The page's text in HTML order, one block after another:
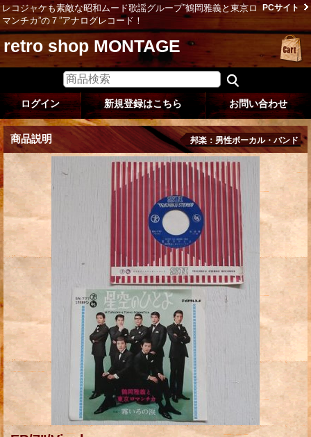
レコジャケも素敵な昭和ムード歌謡グループ”鶴岡雅義と東京ロ
マンチカ”の７”アナログレコード！
PCサイト
retro shop MONTAGE
ログイン 新規登録はこちら お問い合わせ
商品説明 邦楽：男性ボーカル・バンド